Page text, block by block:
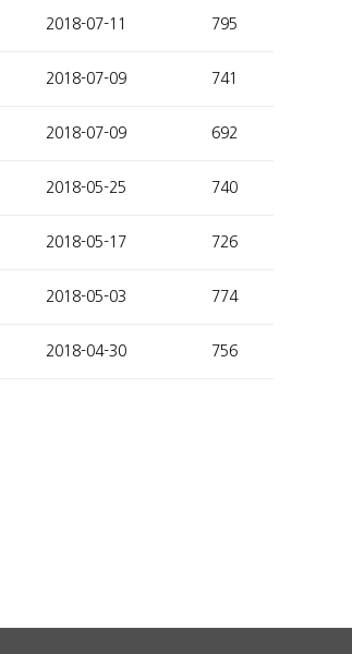
2018-07-11 795
2018-07-09 741
2018-07-09 692
2018-05-25 740
2018-05-17 726
2018-05-03 774
2018-04-30 756